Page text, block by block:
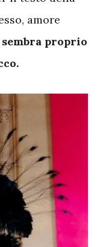
amore
proprio